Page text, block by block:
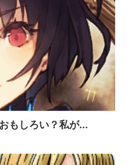
もしろい？私が...